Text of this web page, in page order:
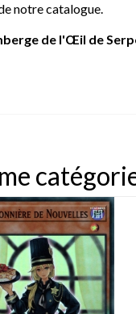
notre catalogue.
de l'Œil de